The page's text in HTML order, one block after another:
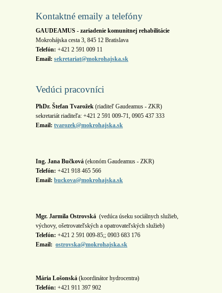
Kontaktné emaily a telefóny
GAUDEAMUS - zariadenie komunitnej rehabilitácie
Mokrohájska cesta 3, 845 12 Bratislava
Telefón: +421 2 591 009 11
Email: sekretariat@mokrohajska.sk
Vedúci pracovníci
PhDr. Štefan Tvarožek (riaditeľ Gaudeamus - ZKR)
sekretariát riaditeľa: +421 2 591 009-71, 0905 437 333
Email: tvarozek@mokrohajska.sk
Ing. Jana Bučková (ekonóm Gaudeamus - ZKR)
Telefón: +421 918 465 566
Email: buckova@mokrohajska.sk
Mgr. Jarmila Ostrovská (vedúca úseku sociálnych služieb,
výchovy, ošetrovateľských a opatrovateľských služieb)
Telefón: +421 2 591 009-85;; 0903 683 176
Email: ostrovska@mokrohajska.sk
Mária Lošonská (koordinátor hydrocentra)
Telefón: +421 911 397 902